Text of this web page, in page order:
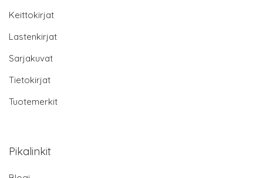
Keittokirjat
Lastenkirjat
Sarjakuvat
Tietokirjat
Tuotemerkit
Pikalinkit